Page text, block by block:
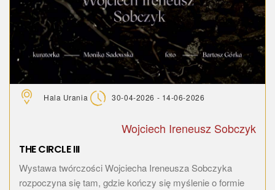
Hala Urania 30-04-2026 - 14-06-2026
Wojciech Ireneusz Sobczyk
THE CIRCLE III
Wystawa twórczości Wojciecha Ireneusza Sobczyka
rozpoczyna się tam, gdzie kończy się myślenie o formie